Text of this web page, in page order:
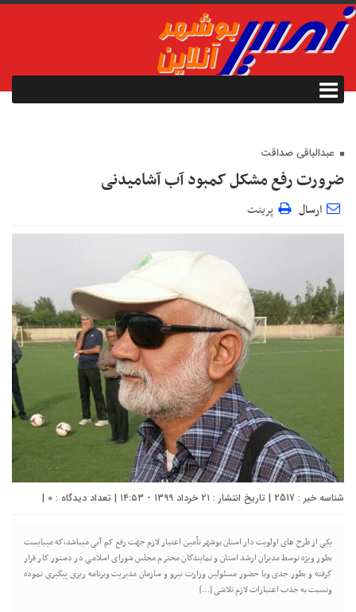
عبدالباقی صداقت
ضرورت رفع مشکل کمبود آب آشامیدنی
ارسال پرینت
شناسه خبر : 2517 | تاریخ انتشار : ۲۱ خرداد ۱۳۹۹ - ۱۴:۵۳ | تعداد دیدگاه : 0
|
یکی از طرح های اولویت دار استان بوشهر تأمین اعتبار لازم جهت رفع کم آبی میباشد،که میبایست
بطور ویژه توسط مدیران ارشد استان و نمایندگان محترم مجلس شورای اسلامی در دستور کار قرار
گرفته و بطور جدی وبا حضور مسئولین وزارت نیرو و سازمان مدیریت وبرنامه ریزی پیگیری نموده
ونسبت به جذب اعتبارات لازم تلاشی […]